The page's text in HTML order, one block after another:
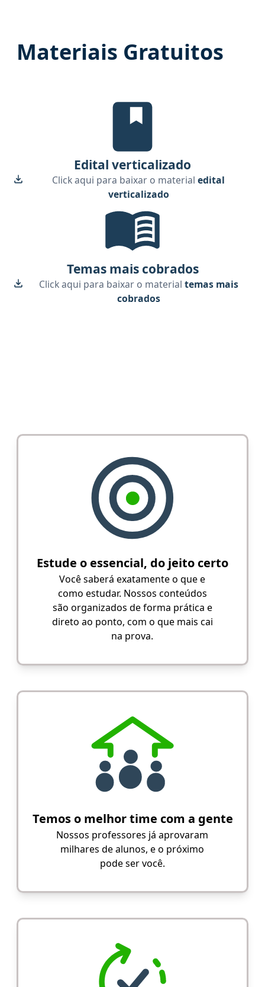
Materiais Gratuitos
Edital Verticalizado, material
Edital verticalizado
Click aqui para baixar o materialedital
verticalizado
Temas mais cobrados
Click aqui para baixar o material temas mais
cobrados
Estude o essencial, do jeito certo
Você saberá exatamente o que e
como estudar. Nossos conteúdos
são organizados de forma prática e
direto ao ponto, com o que mais cai
na prova.
Temos o melhor time com a gente
Nossos professores já aprovaram
milhares de alunos, e o próximo
pode ser você.